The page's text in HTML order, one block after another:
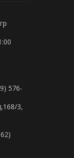
576-
3,
62)